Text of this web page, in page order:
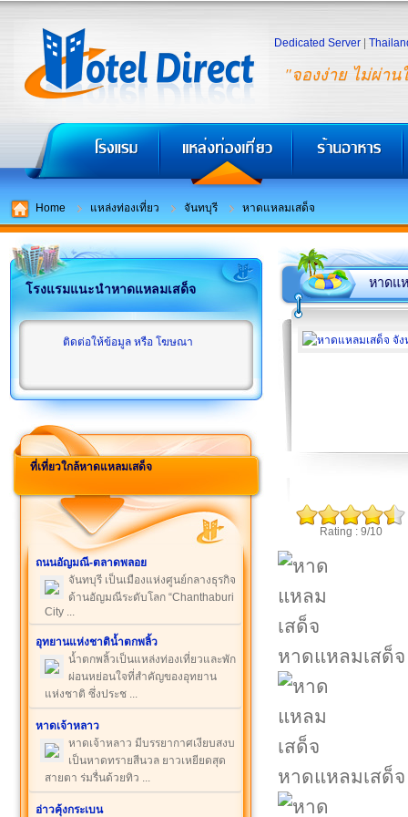
"จองง่าย ไม่ผ่าน
Dedicated Server
Home แหล่งท่องเที่ยว จันทบุรี หาดแหลมเสด็จ
โรงแรมแนะนำหาดแหลมเสด็จ
ติดต่อให้ข้อมูล หรือ โฆษณา
ที่เที่ยวใกล้หาดแหลมเสด็จ
ถนนอัญมณี-ตลาดพลอย
จันทบุรี เป็นเมืองแห่งศูนย์กลางธุรกิจ
ด้านอัญมณีระดับโลก “Chanthaburi
City ...
อุทยานแห่งชาติน้ำตกพลิ้ว
น้ำตกพลิ้วเป็นแหล่งท่องเที่ยวและพัก
ผ่อนหย่อนใจที่สำคัญของอุทยาน
แห่งชาติ ซึ่งประช ...
หาดเจ้าหลาว
หาดเจ้าหลาว มีบรรยากาศเงียบสงบ
เป็นหาดทรายสีนวล ยาวเหยียดสุด
สายตา ร่มรื่นด้วยทิว ...
อ่าวคุ้งกระเบน
หาดแ
Rating : 9/10
หาดแหลมเสด็จ
หาดแหลมเสด็จ